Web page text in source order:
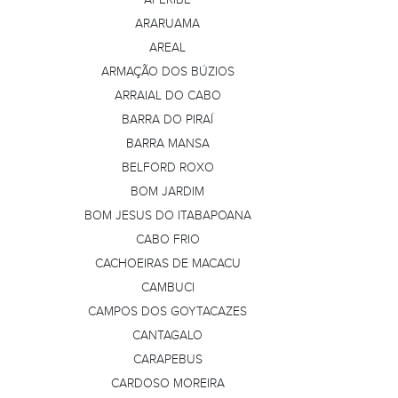
ARARUAMA
AREAL
ARMAÇÃO DOS BÚZIOS
ARRAIAL DO CABO
BARRA DO PIRAÍ
BARRA MANSA
BELFORD ROXO
BOM JARDIM
BOM JESUS DO ITABAPOANA
CABO FRIO
CACHOEIRAS DE MACACU
CAMBUCI
CAMPOS DOS GOYTACAZES
CANTAGALO
CARAPEBUS
CARDOSO MOREIRA